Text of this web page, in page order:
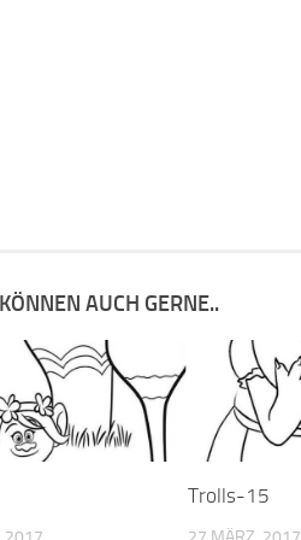
AUCH GERNE..
Trolls-15